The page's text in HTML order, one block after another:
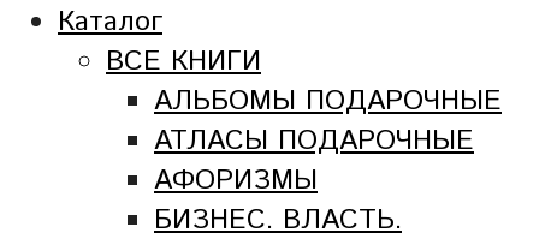
Каталог
ВСЕ КНИГИ
АЛЬБОМЫ ПОДАРОЧНЫЕ
АТЛАСЫ ПОДАРОЧНЫЕ
АФОРИЗМЫ
БИЗНЕС. ВЛАСТЬ.